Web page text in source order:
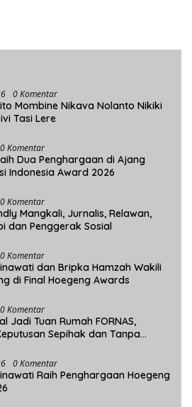
0 Komentar
Mombine Nikava Nolanto Nikiki
Tasi Lere
0 Komentar
Dua Penghargaan di Ajang
Indonesia Award 2026
0 Komentar
Mangkali, Jurnalis, Relawan,
dan Penggerak Sosial
0 Komentar
dan Bripka Hamzah Wakili
di Final Hoegeng Awards
0 Komentar
Jadi Tuan Rumah FORNAS,
Sepihak dan Tanpa
0 Komentar
Raih Penghargaan Hoegeng